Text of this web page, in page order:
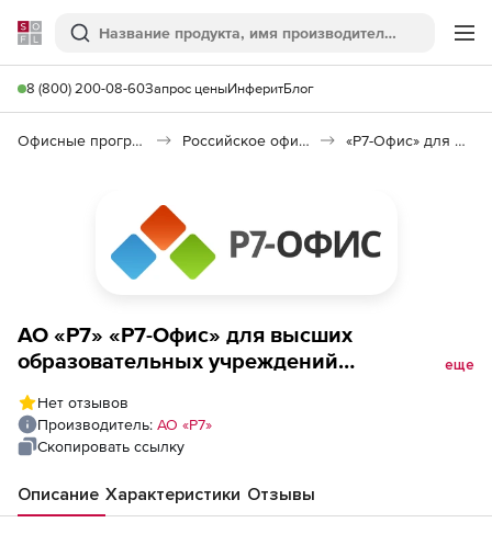
Softline
Поиск
8 (800) 200-08-60Запрос ценыИнферитБлог
Офисные программы Российское офисное ПО (Импортозамещение) «Р7-Офис» для высших образовательных учреждений
АО «Р7» «Р7-Офис» для высших
образовательных учреждений
Профессиональный (Сервер базовый),
активные сессии для средних и
учреждений
еще
Нет отзывов
Производитель: АО «Р7»
Скопировать ссылку
Описание Характеристики Отзывы